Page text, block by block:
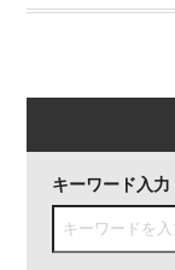
キーワード入力